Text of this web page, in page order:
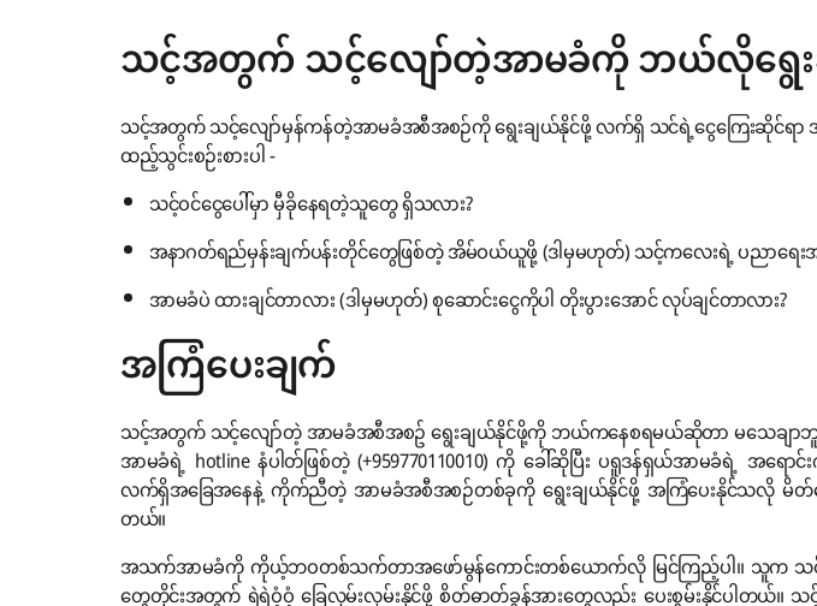
သင့်အတွက် သင့်လျော်တဲ့အာမခံကို ဘယ်လိုရွေး
သင့်အတွက် သင့်လျော်မှန်ကန်တဲ့အာမခံအစီအစဉ်ကို ရွေးချယ်နိုင်ဖို့ လက်ရှိ သင်ရဲ့ငွေကြေးဆိုင်ရာ
ထည့်သွင်းစဉ်းစားပါ -
သင့်ဝင်ငွေပေါ်မှာ မှီခိုနေရတဲ့သူတွေ ရှိသလား?
အနာဂတ်ရည်မှန်းချက်ပန်းတိုင်တွေဖြစ်တဲ့ အိမ်ဝယ်ယူဖို့ (ဒါမှမဟုတ်) သင့်ကလေးရဲ့ ပညာရေး
အာမခံပဲ ထားချင်တာလား (ဒါမှမဟုတ်) စုဆောင်းငွေကိုပါ တိုးပွားအောင် လုပ်ချင်တာလား?
အကြံပေးချက်
သင့်အတွက် သင့်လျော်တဲ့ အာမခံအစီအစဥ် ရွေးချယ်နိုင်ဖို့ကို ဘယ်ကနေစရမယ်ဆိုတာ မသေချာ
အာမခံရဲ့ hotline နံပါတ်ဖြစ်တဲ့ (+959770110010) ကို ခေါ်ဆိုပြီး ပရူဒန်ရှယ်အာမခံရဲ့
လက်ရှိအခြေအနေနဲ့ ကိုက်ညီတဲ့ အာမခံအစီအစဉ်တစ်ခုကို ရွေးချယ်နိုင်ဖို့ အကြံပေးနိုင်သလို မိတ်ဆွ
တယ်။
အသက်အာမခံကို ကိုယ့်ဘဝတစ်သက်တာအဖော်မွန်ကောင်းတစ်ယောက်လို မြင်ကြည့်ပါ။ သူက သင့်